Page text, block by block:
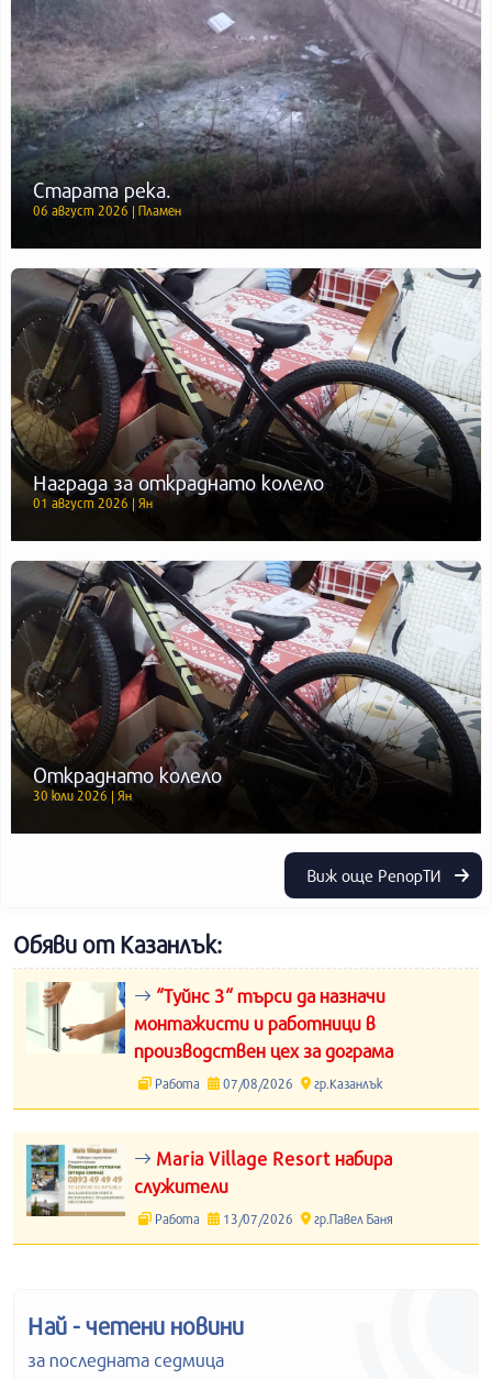
Старата река.
06 август 2026 | Пламен
Награда за откраднато колело
01 август 2026 | Ян
Откраднато колело
30 юли 2026 | Ян
Виж още РепорТИ
Обяви от Казанлък:
“Туйнс 3“ търси да назначи
монтажисти и работници в
производствен цех за дограма
Работа 07/08/2026 гр.Казанлък
Maria Village Resort набира
служители
Работа 13/07/2026 гр.Павел Баня
Най - четени новини
за последната седмица